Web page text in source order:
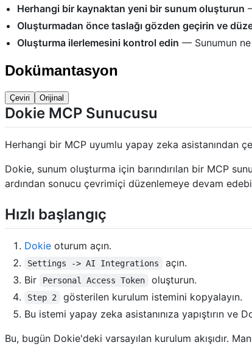
Herhangi bir kaynaktan yeni bir sunum oluşturun
Oluşturmadan önce taslağı gözden geçirin ve
Oluşturma ilerlemesini kontrol edin — Sunumun ne
Dokümantasyon
Çeviri Orijinal
Dokie MCP Sunucusu
Herhangi bir MCP uyumlu yapay zeka asistanından
Dokie, sunum oluşturma için barındırılan bir MCP
ardından sonucu çevrimiçi düzenlemeye devam
Hızlı başlangıç
Dokie oturum açın.
Settings -> AI Integrations
açın.
Bir
Personal Access Token oluşturun.
Step 2
gösterilen kurulum istemini kopyalayın.
Bu istemi yapay zeka asistanınıza yapıştırın ve
Bu, bugün Dokie'deki varsayılan kurulum akışıdır.